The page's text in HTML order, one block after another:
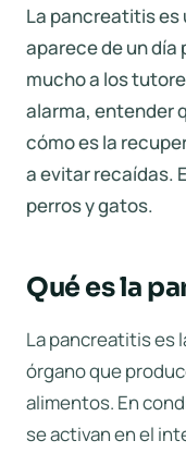
La pancreatitis es
aparece de un día
mucho a los
alarma, entender
cómo es la
a evitar recaídas.
perros y gatos.
Qué es la
La pancreatitis es
órgano que
alimentos. En
se activan en el